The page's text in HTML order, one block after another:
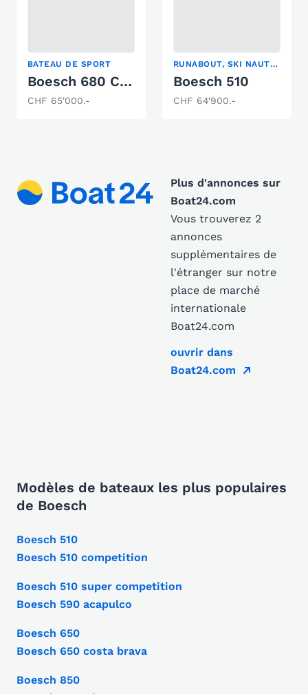
BATEAU DE SPORT
Boesch 680 Costa Brava
CHF 65'000.-
RUNABOUT, SKI NAUTIQUE
Boesch 510
CHF 64'900.-
Plus d'annonces sur
Boat24.com
Vous trouverez 2
annonces
supplémentaires de
l'étranger sur notre
place de marché
internationale
Boat24.com
ouvrir dans
Boat24.com
Modèles de bateaux les plus populaires
de Boesch
Boesch 510
Boesch 510 competition
Boesch 510 super competition
Boesch 590 acapulco
Boesch 650
Boesch 650 costa brava
Boesch 850